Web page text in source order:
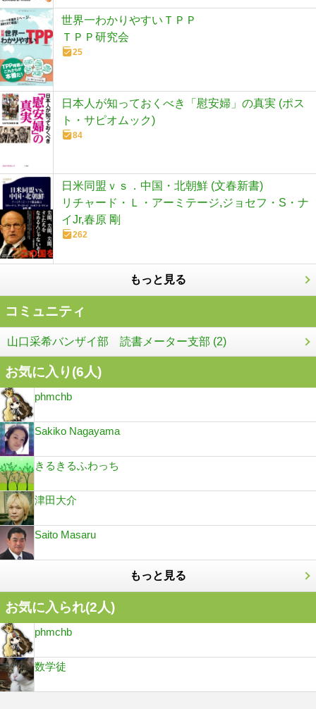
世界一わかりやすいＴＰＰ
ＴＰＰ研究会
25
日本人が知っておくべき「慰安婦」の真実 (ポス
ト・サピオムック)
84
日米同盟ｖｓ．中国・北朝鮮 (文春新書)
リチャード・Ｌ・アーミテージ,ジョセフ・S・ナ
イJr,春原 剛
262
もっと見る
コミュニティ
山口采希バンザイ部 読書メーター支部 (2)
お気に入り(6人)
phmchb
Sakiko Nagayama
きるきるふわっち
津田大介
Saito Masaru
もっと見る
お気に入られ(2人)
phmchb
数学徒